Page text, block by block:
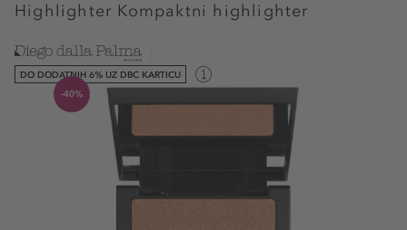
Highlighter Kompaktni highlighter
DO DODATNIH 6% UZ DBC KARTICU
-40%